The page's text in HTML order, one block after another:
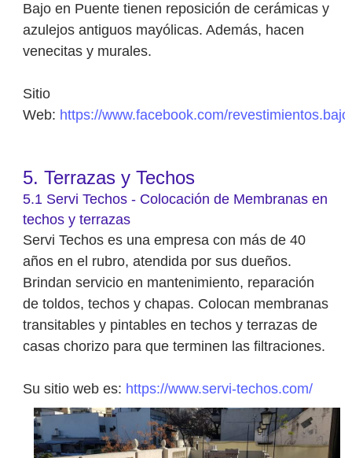
Bajo en Puente tienen reposición de cerámicas y
azulejos antiguos mayólicas. Además, hacen
venecitas y murales.
Sitio
Web: https://www.facebook.com/
5. Terrazas y Techos
5.1 Servi Techos - Colocación de Membranas en
techos y terrazas
Servi Techos es una empresa con más de 40
años en el rubro, atendida por sus dueños.
Brindan servicio en mantenimiento, reparación
de toldos, techos y chapas. Colocan membranas
transitables y pintables en techos y terrazas de
casas chorizo para que terminen las filtraciones.
Su sitio web es: https://www.servi-techos.com/